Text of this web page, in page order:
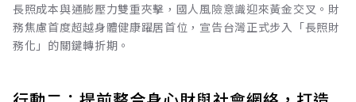
長照成本與通膨壓力雙重夾擊，國人風險意識迎來黃金交叉。財
務焦慮首度超越身體健康躍居首位，宣告台灣正式步入「長照財
務化」的關鍵轉折期。